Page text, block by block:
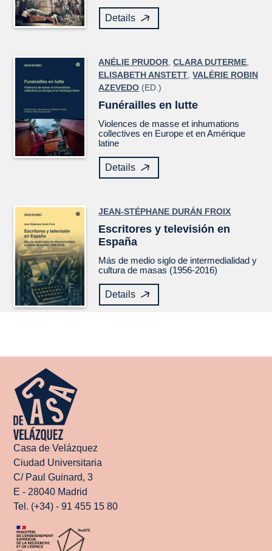
Details
ANÉLIE PRUDOR,CLARA DUTERME,
ELISABETH ANSTETT,VALÉRIE ROBIN
AZEVEDO (ED.)
Funérailles en lutte
Violences de masse et inhumations
collectives en Europe et en Amérique
latine
Details
JEAN-STÉPHANE DURÁN FROIX
Escritores y televisión en
España
Más de medio siglo de intermedialidad y
cultura de masas (1956-2016)
Details
Casa de Velázquez
Ciudad Universitaria
C/ Paul Guinard, 3
E - 28040 Madrid
Tel. (+34) - 91 455 15 80